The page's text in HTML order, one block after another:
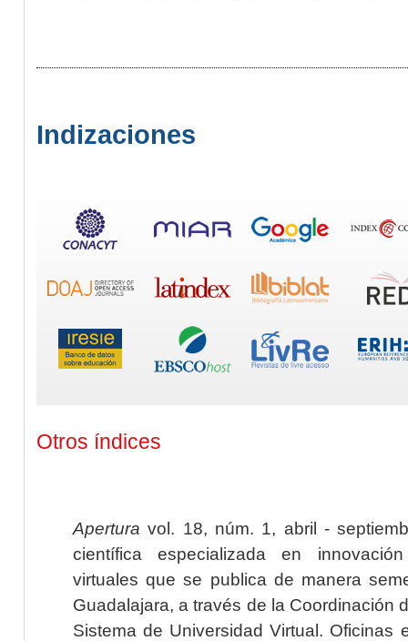
Indizaciones
Otros índices
Apertura vol. 18, núm. 1, abril -
científica especializada en
virtuales que se publica de manera
Guadalajara, a través de la Coordinación
Sistema de Universidad Virtual. Oficinas